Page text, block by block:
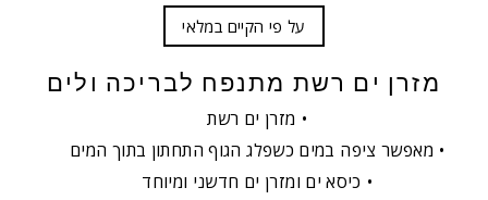
על פי הקיים במלאי
מזרן ים רשת מתנפח לבריכה ולים
מזרן ים רשת
מאפשר ציפה במים כשפלג הגוף התחתון בתוך המים
כיסא ים ומזרן ים חדשני ומיוחד